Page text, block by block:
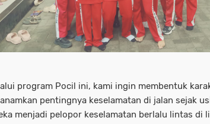
program Pocil ini, kami ingin membentuk
pentingnya keselamatan di jalan sejak
menjadi pelopor keselamatan berlalu lintas di